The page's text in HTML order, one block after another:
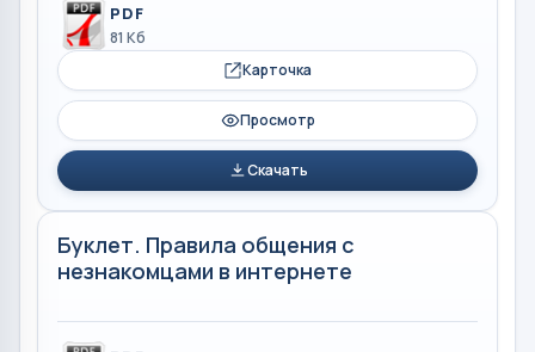
PDF
81 Кб
Карточка
Просмотр
Скачать
Буклет. Правила общения с
незнакомцами в интернете